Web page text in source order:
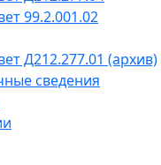
99.2.001.02
Д212.277.01 (архив)
сведения